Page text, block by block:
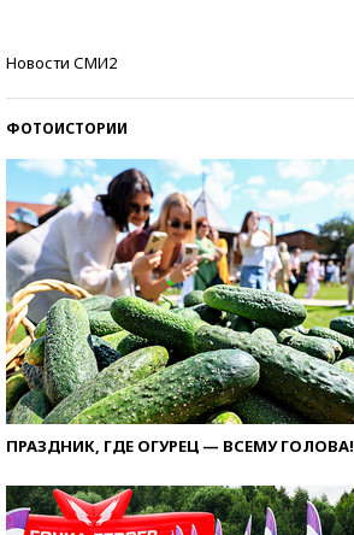
Новости СМИ2
ФОТОИСТОРИИ
ПРАЗДНИК, ГДЕ ОГУРЕЦ — ВСЕМУ ГОЛОВА!